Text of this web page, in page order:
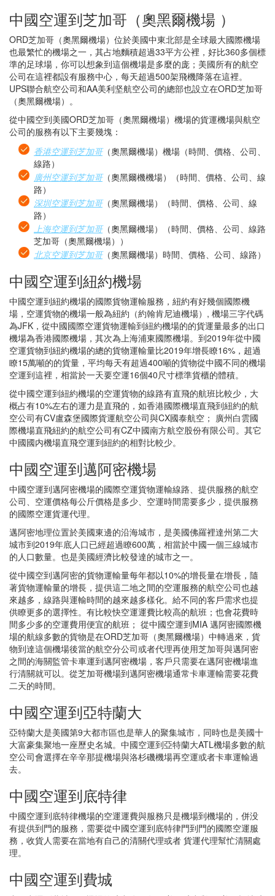
中國空運到芝加哥（奧黑爾機場 ）
ORD芝加哥（奧黑爾機場）位於美國中東北部是全球最大國際機場
也最繁忙的機場之一，其占地麵積超過33平方公裡，好比360多個標
準的足球場，你可以想象到這個機場是多麼的庞；美國所有的航空
公司在這裡都設有服務中心，每天超過500架飛機降落在這裡。
UPS聯合航空公司和AA美利坚航空公司的總部也設立在ORD芝加哥
（奧黑爾機場）。
從中國空到美國ORD芝加哥（奧黑爾機場）機場的貨運機場與航空
公司的服務有以下主要幾塊：
香港空運到芝加哥（奧黑爾機場）機場（時間、價格、公司、
線路）
廣州空運到芝加哥（奧黑爾機機場）（時間、價格、公司、線
路）
深圳空運到芝加哥（奧黑爾機場）（時間、價格、公司、線
路）
上海空運到芝加哥（奧黑爾機場）（時間、價格、公司、線路
芝加哥（奧黑爾機場））
北京空運到芝加哥（奧黑爾機場）時間、價格、公司、線路）
中國空運到紐約機場
中國空運到紐約機場的國際貨物運輸服務，紐約有好幾個國際機
場，空運貨物的機場一般為紐約（約翰肯尼迪機場）, 機場三字代碼
為JFK，從中國國際空運貨物運輸到紐約機場的的貨運量最多的出口
機場為香港國際機場，其次為上海浦東國際機場。到2019年從中國
空運貨物到紐約機場的總的貨物運輸量比2019年增長瞭16%，超過
瞭15萬噸的的貨量，平均每天有超過400噸的貨物從中國不同的機場
空運到這裡，相當於一天要空運16個40尺寸標準貨櫃的體積。
從中國空運到紐約機場的空運貨物的線路有直飛的航班比較少，大
概占有10%左右的運力是直飛的，如香港國際機場直飛到紐約的航
空公司有CV盧森堡國際貨運航空公司與CX國泰航空； 廣州白雲國
際機場直飛紐約的航空公司有CZ中國南方航空股份有限公司。其它
中國國内機場直飛空運到紐約的相對比較少。
中國空運到邁阿密機場
中國空運到邁阿密機場的國際空運貨物運輸線路、提供服務的航空
公司、空運價格每公斤價格是多少、空運時間需要多少，提供服務
的國際空運貨運代理。
邁阿密地理位置於美國東邊的沿海城市，是美國佛羅裡達州第二大
城市到2019年底人口已經超過瞭600萬，相當於中國一個三線城市
的人口數量。也是美國經濟比較發達的城市之一。
從中國空到邁阿密的貨物運輸量每年都以10%的增長量在增長，隨
著貨物運輸量的增長，提供這二地之間的空運服務的航空公司也越
來越多，線路與運輸時間的越來越多樣化。給不同的客戶需求也提
供瞭更多的選擇性。有比較快空運運費比較高的航班；也會花費時
間多少多的空運費用便宜的航班； 從中國空運到MIA 邁阿密國際機
場的航線多數的貨物是在ORD芝加哥（奧黑爾機場）中轉過來，貨
物到達這個機場後當的航空分公司或者代理再使用芝加哥與邁阿密
之間的海關監管卡車運到邁阿密機場，客戶只需要在邁阿密機場進
行清關就可以。從芝加哥機場到邁阿密機場通常卡車運輸需要花費
二天的時間。
中國空運到亞特蘭大
亞特蘭大是美國第9大都市區也是華人的聚集城市，同時也是美國十
大富豪集聚地一座歷史名城。中國空運到亞特蘭大ATL機場多數的航
空公司會選擇在辛辛那提機場與洛杉磯機場再空運或者卡車運輸過
去。
中國空運到底特律
中國空運到底特律機場的空運運費與服務只是機場到機場的，併没
有提供到門的服務，需要從中國空運到底特律門到門的國際空運服
務，收貨人需要在當地有自己的清關代理或者 貨運代理幫忙清關處
理。
中國空運到費城